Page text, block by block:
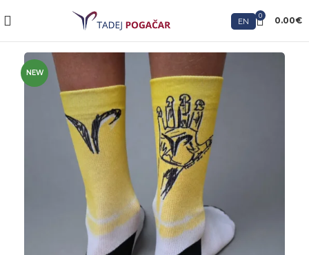
EN
0 0.00€
NEW